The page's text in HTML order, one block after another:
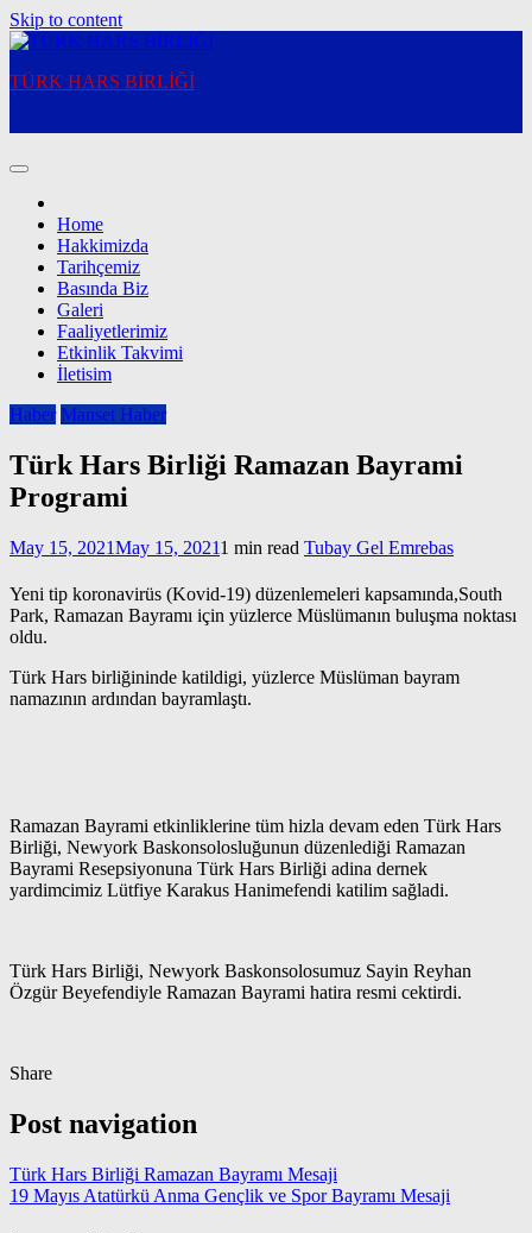
Skip to content
TÜRK HARS BİRLİĞİ
Home
Hakkimizda
Tarihçemiz
Basında Biz
Galeri
Faaliyetlerimiz
Etkinlik Takvimi
İletisim
Haber Manset Haber
Türk Hars Birliği Ramazan Bayrami
Programi
May 15, 2021May 15, 20211 min read Tubay Gel Emrebas
Yeni tip koronavirüs (Kovid-19) düzenlemeleri kapsamında,South
Park, Ramazan Bayramı için yüzlerce Müslümanın buluşma noktası
oldu.
Türk Hars birliğininde katildigi, yüzlerce Müslüman bayram
namazının ardından bayramlaştı.
Ramazan Bayrami etkinliklerine tüm hizla devam eden Türk Hars
Birliği, Newyork Baskonsolosluğunun düzenlediği Ramazan
Bayrami Resepsiyonuna Türk Hars Birliği adina dernek
yardimcimiz Lütfiye Karakus Hanimefendi katilim sağladi.
Türk Hars Birliği, Newyork Baskonsolosumuz Sayin Reyhan
Özgür Beyefendiyle Ramazan Bayrami hatira resmi cektirdi.
Share
Post navigation
Türk Hars Birliği Ramazan Bayramı Mesaji
19 Mayıs Atatürkü Anma Gençlik ve Spor Bayramı Mesaji